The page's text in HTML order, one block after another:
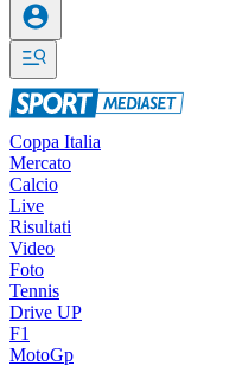
Coppa Italia
Mercato
Calcio
Live
Risultati
Video
Foto
Tennis
Drive UP
F1
MotoGp